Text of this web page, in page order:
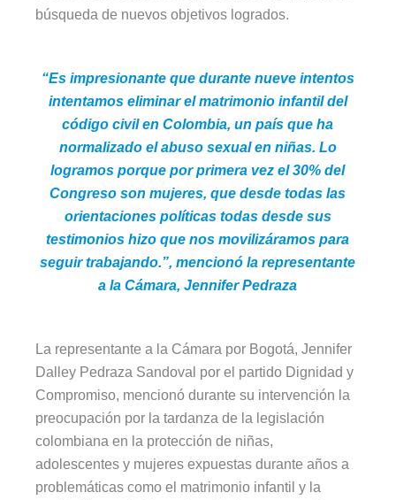
búsqueda de nuevos objetivos logrados.
“Es impresionante que durante nueve intentos
intentamos eliminar el matrimonio infantil del
código civil en Colombia, un país que ha
normalizado el abuso sexual en niñas. Lo
logramos porque por primera vez el 30% del
Congreso son mujeres, que desde todas las
orientaciones políticas todas desde sus
testimonios hizo que nos movilizáramos para
seguir trabajando.”, mencionó la representante
a la Cámara, Jennifer Pedraza
La representante a la Cámara por Bogotá, Jennifer
Dalley Pedraza Sandoval por el partido Dignidad y
Compromiso, mencionó durante su intervención la
preocupación por la tardanza de la legislación
colombiana en la protección de niñas,
adolescentes y mujeres expuestas durante años a
problemáticas como el matrimonio infantil y la